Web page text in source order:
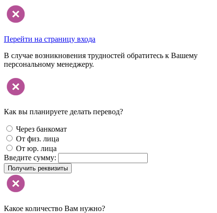
Перейти на страницу входа
В случае возникновения трудностей обратитесь к Вашему
персональному менеджеру.
Как вы планируете делать перевод?
Через банкомат
От физ. лица
От юр. лица
Введите сумму:
Получить реквизиты
Какое количество Вам нужно?